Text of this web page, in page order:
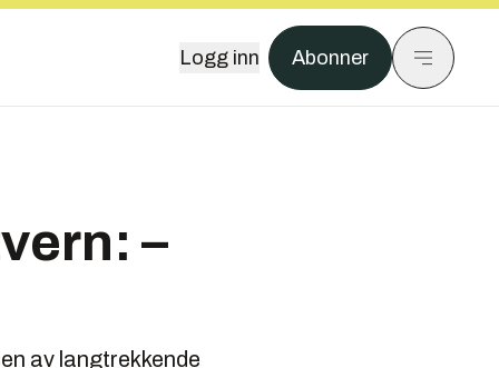
Logg inn Abonner
–
av langtrekkende